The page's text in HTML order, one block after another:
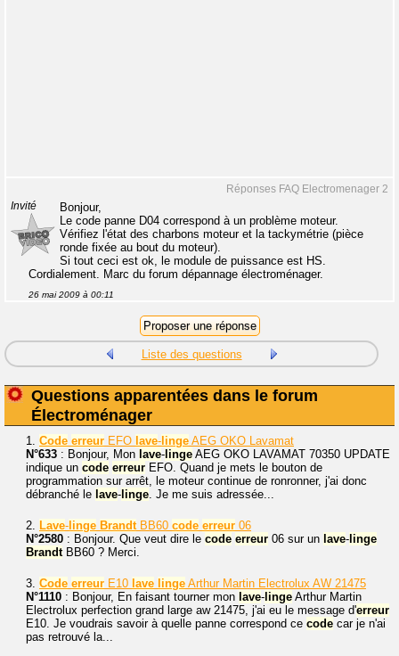
Réponses FAQ Electromenager 2
Invité
Bonjour,
Le code panne D04 correspond à un problème moteur.
Vérifiez l'état des charbons moteur et la tackymétrie (pièce
ronde fixée au bout du moteur).
Si tout ceci est ok, le module de puissance est HS.
Cordialement. Marc du forum dépannage électroménager.
26 mai 2009 à 00:11
Liste des questions
Questions apparentées dans le forum
Électroménager
1. Code erreur EFO lave- linge AEG OKO Lavamat
N°633 : Bonjour, Mon lave- linge AEG OKO LAVAMAT 70350 UPDATE
indique un code erreur EFO. Quand je mets le bouton de
programmation sur arrêt, le moteur continue de ronronner, j'ai donc
débranché le lave- linge. Je me suis adressée...
2. Lave- linge BrandtBB60 code erreur 06
N°2580 : Bonjour. Que veut dire le code erreur 06 sur un lave- linge
BrandtBB60 ? Merci.
3. Code erreur E10 lave linge Arthur Martin Electrolux AW 21475
N°1110 : Bonjour, En faisant tourner mon lave- linge Arthur Martin
Electrolux perfection grand large aw 21475, j'ai eu le message d'erreur
E10. Je voudrais savoir à quelle panne correspond ce code car je n'ai
pas retrouvé la...